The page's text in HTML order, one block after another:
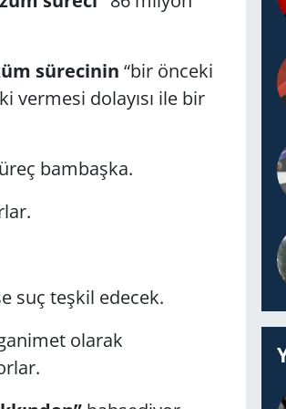
sürecinin “bir önceki
vermesi dolayısı ile bir
bambaşka.
suç teşkil edecek.
olarak